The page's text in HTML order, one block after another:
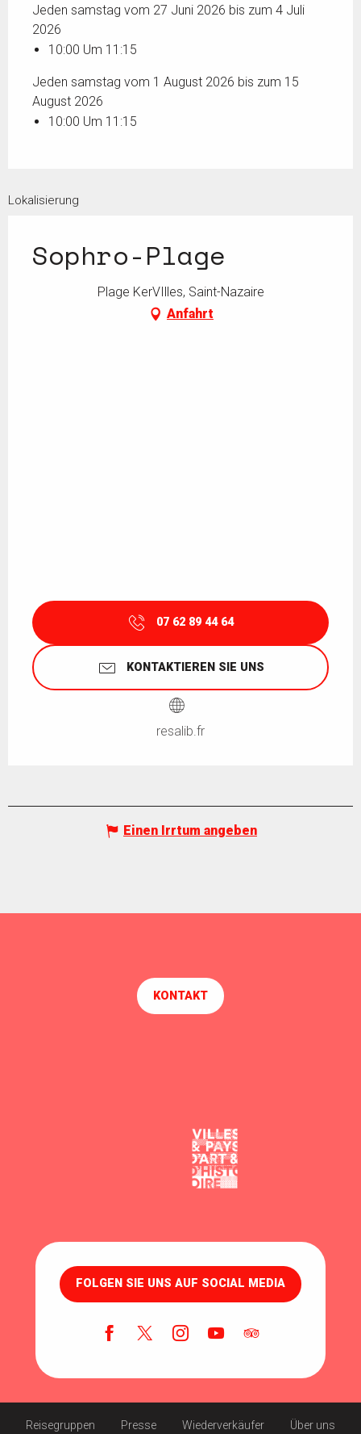
Jeden samstag vom 27 Juni 2026 bis zum 4 Juli
2026
10:00 Um 11:15
Jeden samstag vom 1 August 2026 bis zum 15
August 2026
10:00 Um 11:15
Lokalisierung
Sophro-Plage
Plage KerVIlles, Saint-Nazaire
Anfahrt
07 62 89 44 64
KONTAKTIEREN SIE UNS
resalib.fr
Einen Irrtum angeben
KONTAKT
FOLGEN SIE UNS AUF SOCIAL MEDIA
Reisegruppen Presse Wiederverkäufer Über uns